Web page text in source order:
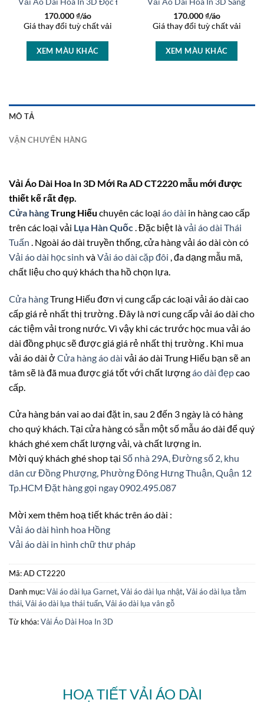
170.000₫/áo
Giá thay đổi tuỳ chất vải
XEM MÀU KHÁC
170.000₫/áo
Giá thay đổi tuỳ chất vải
XEM MÀU KHÁC
MÔ TẢ
VẬN CHUYỂN HÀNG
Vải Áo Dài Hoa In 3D Mới Ra AD CT2220 mẫu mới được
thiết kế rất đẹp.
Cửa hàngTrung Hiếu chuyên các loại áo dài in hàng cao cấp
trên các loại vải Lụa Hàn Quốc. Đặc biệt làvải áo dài Thái
Tuấn . Ngoài áo dài truyền thống, cửa hàng vải áo dài còn có
Vải áo dài học sinh vàVải áo dài cặp đôi , đa dạng mẫu mã,
chất liệu cho quý khách tha hồ chọn lựa.
Cửa hàngTrung Hiếu đơn vị cung cấp các loại vải áo dài cao
cấp giá rẻ nhất thị trường . Đây là nơi cung cấp vải áo dài cho
các tiệm vải trong nước. Vì vậy khi các trước học mua vải áo
dài đồng phục sẽ được giá giá rẻ nhất thị trường . Khi mua
vải áo dài ở Cửa hàng áo dài vải áo dài Trung Hiếu bạn sẽ an
tâm sẽ là đã mua được giá tốt với chất lượngáo dài đẹpcao
cấp.
Cửa hàng bán vai ao dai đặt in, sau 2 đến 3 ngày là có hàng
cho quý khách. Tại cửa hàng có sẵn một số mẫu áo dài để quý
khách ghé xem chất lượng vải, và chất lượng in.
Mời quý khách ghé shop tại Số nhà 29A, Đường số 2, khu
dân cư Đồng Phượng, Phường Đông Hưng Thuận, Quận 12
Tp.HCM Đặt hàng gọi ngay 0902.495.087
Mời xem thêm hoạ tiết khác trên áo dài :
Vải áo dài hình hoa Hồng
Vải áo dài in hình chữ thư pháp
Mã:AD CT2220
Danh mục:Vải áo dài lụa Garnet, Vải áo dài lụa nhật, Vải áo dài lụa tằm
thái, Vải áo dài lụa thái tuấn, Vải áo dài lụa vân gỗ
Từ khóa:Vải Áo Dài Hoa In 3D
HOẠ TIẾT VẢI ÁO DÀI